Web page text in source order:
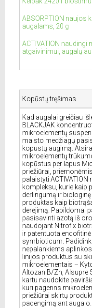
ABSORPTION naujos
augalams, 20 g
ACTIVATION
atgaivinimui, augalų
Kopūstų tręšimas
Kad augalai greičiau
BLACKJAK
mikroelementų
maisto medžiagų
kopūstų augimą.
mikroelementų
kopūstus per lapus
priežiūrai,
palaistyti
kompleksu, kurie kaip
derlingumą ir
produktas kaip
derėjimą. Papildomai
pasisavinti azotą iš
naudojant Nitrofix
ir patentuota
symbioticum.
nepalankiems
linijos produktus su
mikroelementais –
Altozan B/Zn, Alsupre
kartu naudokite
kuri pagerins
priežiūrai skirtų
padengimą ant augalo.